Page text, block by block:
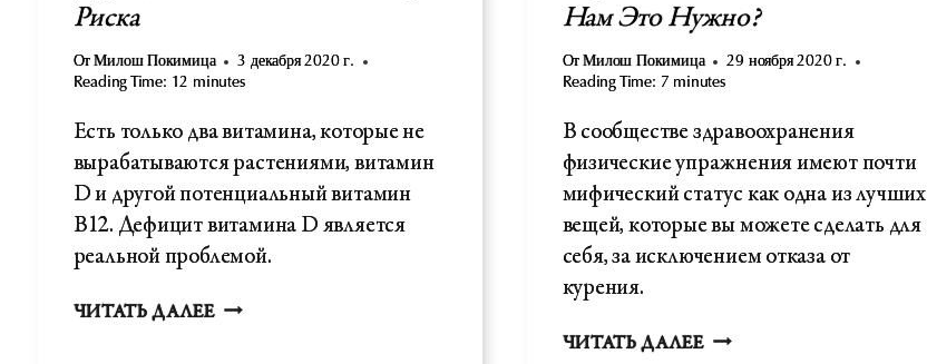
Риска
От Милош Покимица
3 декабря 2020 г.
Reading Time: 12 minutes
Есть только два витамина, которые не
вырабатываются растениями, витамин
D и другой потенциальный витамин
В12. Дефицит витамина D является
реальной проблемой.
ЧИТАТЬ ДАЛЕЕДЕФИЦИТ
Нам Это Нужно?
От Милош Покимица
29 ноября 2020 г.
Reading Time: 7 minutes
В сообществе здравоохранения
физические упражнения имеют почти
мифический статус как одна из лучших
вещей, которые вы можете сделать для
себя, за исключением отказа от
курения.
ЧИТАТЬ ДАЛЕЕУПРАЖНЕНИЕ